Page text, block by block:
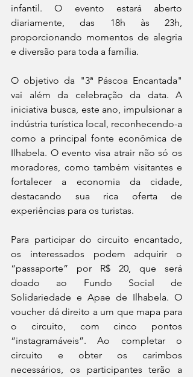
infantil. O evento estará aberto
diariamente, das 18h às 23h,
proporcionando momentos de alegria
e diversão para toda a família.
O objetivo da "3ª Páscoa Encantada"
vai além da celebração da data. A
iniciativa busca, este ano, impulsionar a
indústria turística local, reconhecendo-a
como a principal fonte econômica de
Ilhabela. O evento visa atrair não só os
moradores, como também visitantes e
fortalecer a economia da cidade,
destacando sua rica oferta de
experiências para os turistas.
Para participar do circuito encantado,
os interessados podem adquirir o
“passaporte” por R$ 20, que será
doado ao Fundo Social de
Solidariedade e Apae de Ilhabela. O
voucher dá direito a um que mapa para
o circuito, com cinco pontos
“instagramáveis”. Ao completar o
circuito e obter os carimbos
necessários, os participantes terão a